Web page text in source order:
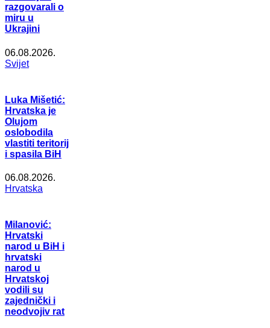
razgovarali o
miru u
Ukrajini
06.08.2026.
Svijet
Luka Mišetić:
Hrvatska je
Olujom
oslobodila
vlastiti teritorij
i spasila BiH
06.08.2026.
Hrvatska
Milanović:
Hrvatski
narod u BiH i
hrvatski
narod u
Hrvatskoj
vodili su
zajednički i
neodvojiv rat